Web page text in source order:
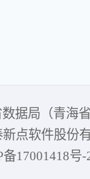
据局（青海
点软件股份
17001418号-